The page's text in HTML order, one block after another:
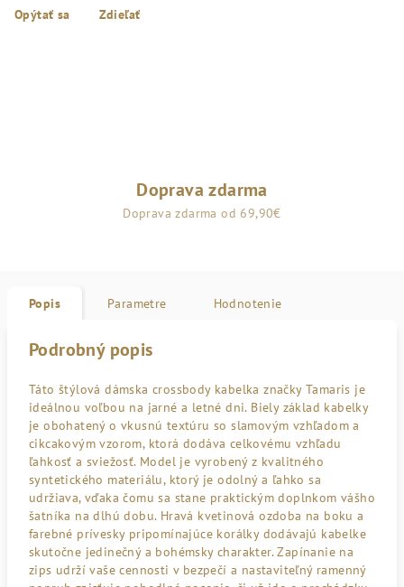
Opýtať sa Zdieľať
Doprava zdarma
Doprava zdarma od 69,90€
Popis Parametre Hodnotenie
Podrobný popis
Táto štýlová dámska crossbody kabelka značky Tamaris je
ideálnou voľbou na jarné a letné dni. Biely základ kabelky
je obohatený o vkusnú textúru so slamovým vzhľadom a
cikcakovým vzorom, ktorá dodáva celkovému vzhľadu
ľahkosť a sviežosť. Model je vyrobený z kvalitného
syntetického materiálu, ktorý je odolný a ľahko sa
udržiava, vďaka čomu sa stane praktickým doplnkom vášho
šatníka na dlhú dobu. Hravá kvetinová ozdoba na boku a
farebné prívesky pripomínajúce korálky dodávajú kabelke
skutočne jedinečný a bohémsky charakter. Zapínanie na
zips udrží vaše cennosti v bezpečí a nastaviteľný ramenný